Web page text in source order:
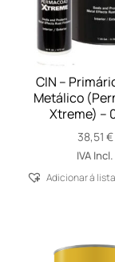
CIN –
Metálico
Xtreme) –
38,51 €
IVA Incl.
Adicionar á